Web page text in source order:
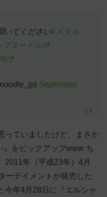
いてください#メタル
プヌードル
September
っていましたけど、まさか
をピックアップwww ち
2011年（平成23年）4月
ーテイメントが発売した
今年4月28日に『エルシャ